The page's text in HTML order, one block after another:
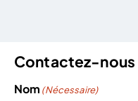
Contactez-nous
Nom (Nécessaire)